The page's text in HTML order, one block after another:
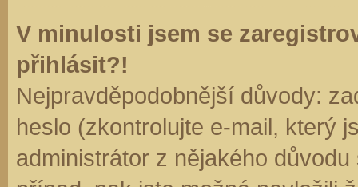
V minulosti jsem se
přihlásit?!
Nejpravděpodobnější důvody:
heslo (zkontrolujte e-mail, který
administrátor z nějakého